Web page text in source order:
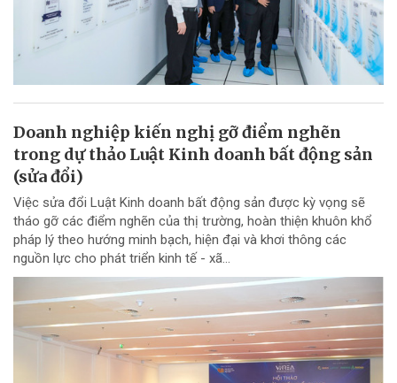
Doanh nghiệp kiến nghị gỡ điểm nghẽn
trong dự thảo Luật Kinh doanh bất động sản
(sửa đổi)
Việc sửa đổi Luật Kinh doanh bất động sản được kỳ vọng sẽ
tháo gỡ các điểm nghẽn của thị trường, hoàn thiện khuôn khổ
pháp lý theo hướng minh bạch, hiện đại và khơi thông các
nguồn lực cho phát triển kinh tế - xã...